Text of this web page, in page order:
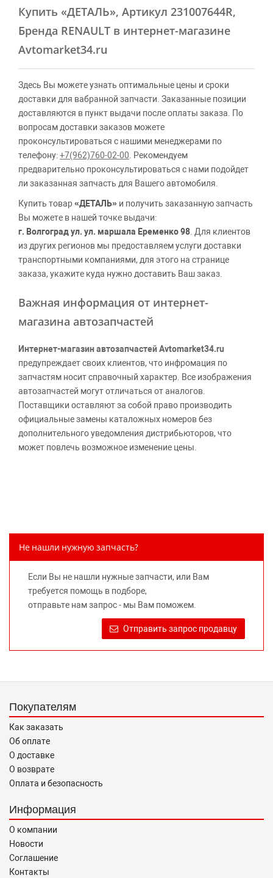
Купить «ДЕТАЛЬ», Артикул 231007644R,
Бренда RENAULT в интернет-магазине
Avtomarket34.ru
Здесь Вы можете узнать оптимальные цены и сроки
доставки для вабранной запчасти. Заказанные позиции
доставляются в пункт выдачи после оплаты заказа. По
вопросам доставки заказов можете
проконсультироваться с нашими менеджерами по
телефону:+7(962)760-02-00 . Рекомендуем
предварительно проконсультироваться с нами подойдет
ли заказанная запчасть для Вашего автомобиля.
Купить товар«ДЕТАЛЬ» и получить заказанную запчасть
Вы можете в нашей точке выдачи:
г. Волгоград ул. ул. маршала Еременко 98 . Для клиентов
из других регионов мы предоставляем услуги доставки
транспортными компаниями, для этого на странице
заказа, укажите куда нужно доставить Ваш заказ.
Важная информация от интернет-
магазина автозапчастей
Интернет-магазин автозапчастей Avtomarket34.ru
предупреждает своих клиентов, что инфромация по
запчастям носит справочный характер. Все изображения
автозапчастей могут отличаться от аналогов.
Поставщики оставляют за собой право производить
официальные замены каталожных номеров без
дополнительного уведомления дистрибьюторов, что
может повлечь возможное изменение цены.
предлагаемых к продаже запасных частей для
правообладателей указанных товарных знаков.
Требование предоставлять покупателю необходимую и
достоверную информацию о товаре, предлагаемом к
продаже, обеспечивающую возможность их правильного
выбора возложено на продавца (изготовителя) Законом
«О защите прав потребителей».
Не нашли нужную запчасть?
Если Вы не нашли нужные запчасти, или Вам
требуется помощь в подборе,
отправьте нам запрос - мы Вам поможем.
Отправить запрос продавцу
Покупателям
Как заказать
Об оплате
О доставке
О возврате
Оплата и безопасность
Информация
О компании
Новости
Соглашение
Контакты